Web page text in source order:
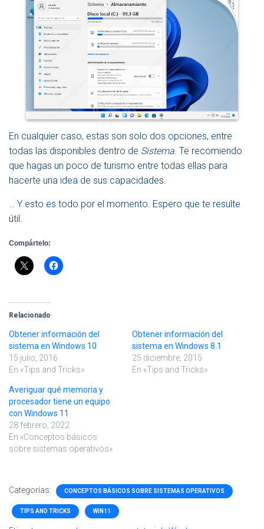
En cualquier caso, estas son solo dos opciones, entre
todas las disponibles dentro de Sistema . Te recomiendo
que hagas un poco de turismo entre todas ellas para
hacerte una idea de sus capacidades.
… Y esto es todo por el momento. Espero que te resulte
útil.
Compártelo:
Relacionado
Obtener información del
sistema en Windows 10
15 julio, 2016
En «Tips and Tricks»
Obtener información del
sistema en Windows 8.1
25 diciembre, 2015
En «Tips and Tricks»
Averiguar qué memoria y
procesador tiene un equipo
con Windows 11
28 febrero, 2022
En «Conceptos básicos
sobre sistemas operativos»
Categorías: CONCEPTOS BÁSICOS SOBRE SISTEMAS OPERATIVOS
TIPS AND TRICKS WIN11